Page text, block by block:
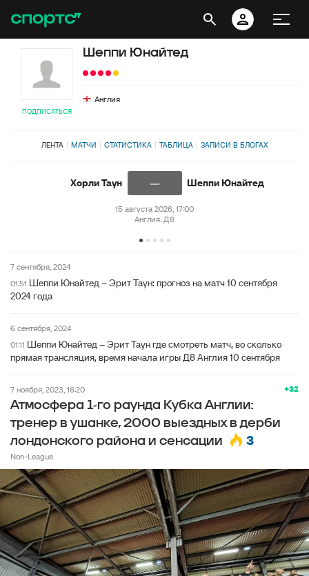
ПОДПИСАТЬСЯ
Шеппи Юнайтед
Англия
ЛЕНТА МАТЧИ СТАТИСТИКА ТАБЛИЦА ЗАПИСИ В БЛОГАХ
Хорли Таун Шеппи Юнайтед
—
15 августа 2026, 17:00
Англия. Д8
7 сентября, 2024
01:51 Шеппи Юнайтед – Эрит Таун: прогноз на матч 10 сентября
2024 года
6 сентября, 2024
01:11 Шеппи Юнайтед – Эрит Таун где смотреть матч, во сколько
прямая трансляция, время начала игры Д8 Англия 10 сентября
+32
7 ноября, 2023, 16:20
Атмосфера 1-го раунда Кубка Англии:
тренер в ушанке, 2000 выездных в дерби
лондонского района и сенсации
3
Non-League